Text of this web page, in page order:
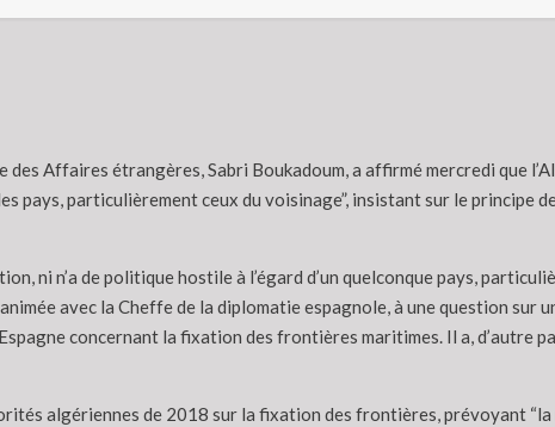
des Affaires étrangères, Sabri Boukadoum, a affirmé mercredi que
pays, particulièrement ceux du voisinage”, insistant sur le
ni n’a de politique hostile à l’égard d’un quelconque pays,
avec la Cheffe de la diplomatie espagnole, à une question
concernant la fixation des frontières maritimes. Il a, d’autre
algériennes de 2018 sur la fixation des frontières, prévoyant